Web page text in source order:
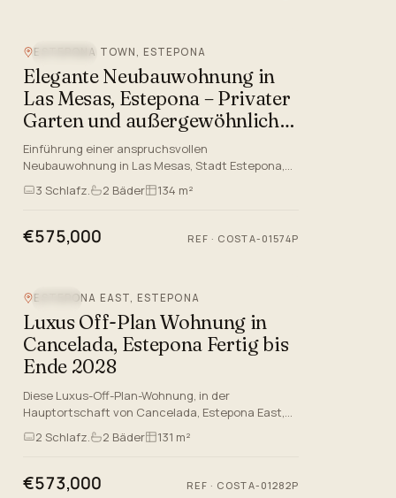
ESTEPONA TOWN, ESTEPONA
Elegante Neubauwohnung in
Las Mesas, Estepona – Privater
Garten und außergewöhnliche
Einrichtungen
Einführung einer anspruchsvollen
Neubauwohnung in Las Mesas, Stadt Estepona,
an der herrlichen Costa del Sol. Diese
wunderschön gestaltete Residenz ist Teil ei…
3 Schlafz. 2 Bäder 134 m²
€575,000 REF · COSTA-01574P
ESTEPONA EAST, ESTEPONA
Luxus Off-Plan Wohnung in
Cancelada, Estepona Fertig bis
Ende 2028
Diese Luxus-Off-Plan-Wohnung, in der
Hauptortschaft von Cancelada, Estepona East,
bietet eine außergewöhnliche Gelegenheit für
zeitgenössisches Leben an der Co…
2 Schlafz. 2 Bäder 131 m²
€573,000 REF · COSTA-01282P